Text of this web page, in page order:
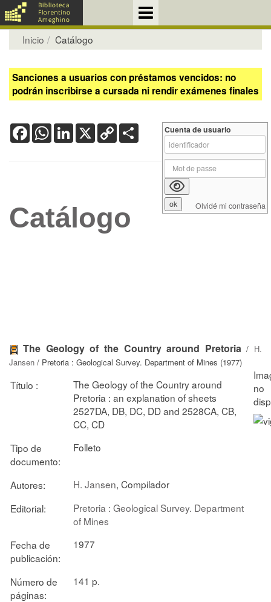
Inicio Catálogo
Sanciones a usuarios con préstamos vencidos: no
podrán inscribirse a cursada ni rendir exámenes finales
FacebookWhatsApp
LinkedIn
X Copy
Link
Catálogo
The Geology of the Country around Pretoria/ H.
Jansen / Pretoria : Geological Survey. Department of Mines (1977)
Título :
The Geology of the Country around
Pretoria : an explanation of sheets
2527DA, DB, DC, DD and 2528CA, CB,
CC, CD
Tipo de
documento:
Folleto
Autores: H. Jansen, Compilador
Editorial:
Pretoria : Geological Survey. Department
of Mines
Fecha de
publicación:
1977
Número de
páginas:
141 p.
Cuenta de usuario
Olvidé mi contraseña